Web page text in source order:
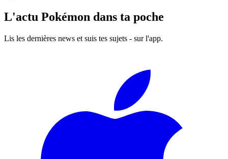
L'actu Pokémon dans ta poche
Lis les dernières news et suis tes sujets - sur l'app.